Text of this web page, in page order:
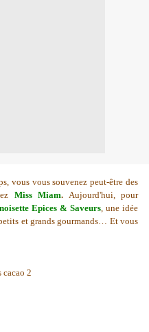
vous vous souvenez peut-être des
Miss Miam.Aujourd'hui, pour
Epices & Saveurs, une idée
et grands gourmands… Et vous